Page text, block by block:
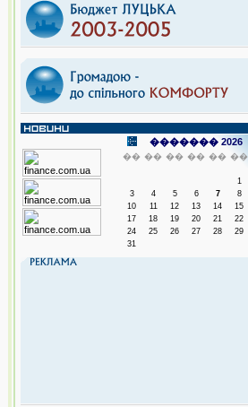
������� 2026
�� �� �� �� �� ��
1
3
4 5 6 7 8
10
11 12 13 14 15
17
18 19 20 21 22
24
25 26 27 28 29
31